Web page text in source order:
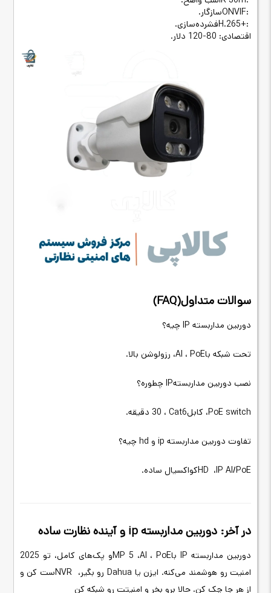
ONVIF:سازگار.
H.265+:فشرده‌سازی.
اقتصادی: 80-120 دلار
.
سوالات متداول(FAQ)
دوربین مداربستهIP چیه؟
تحت شبکه باPoE ، AI، رزولوشن بالا.
نصب چطوره؟
PoE switch، کابلCat6 ، 30 دقیقه.
تفاوت دوربین مداربسته ip و hd چیه؟
IP AI/PoE، HDکواکسیال ساده.
در آخر: دوربین مداربسته ip و آینده نظارت ساده
دوربین مداربستهIP باPoE ، AI، 5 MP
و پک‌های کامل، تو 2025
امنیت رو هوشمند می‌کنه. ایزن یا Dahua رو بگیر، NVRست کن و
از هر جا چک کن. حالا برو بخر و امنیتت رو شبکه کن